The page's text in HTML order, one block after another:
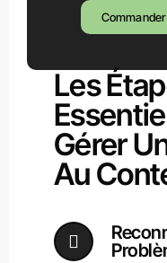
Commander
Les
Gérer
Au